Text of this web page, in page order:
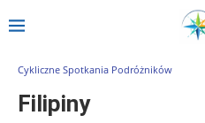
Strona główna
Cykliczne Spotkania Podróżników
Filipiny